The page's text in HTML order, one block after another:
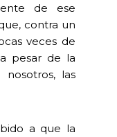
de ese
contra un
veces de
pesar de la
las
a que la